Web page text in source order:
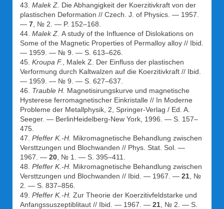
43. Malek Z. Die Abhangigkeit der Koerzitivkraft von der
plastischen Deformation // Czech. J. of Physics. — 1957.
— 7 , № 2. — P. 152–168.
44. Malek Z. A study of the Influence of Dislokations on
Some of the Magnetic Properties of Permalloy alloy // Ibid.
— 1959. — № 9. — S. 613–626.
45. Kroupa F.
, Malek Z. Der Einfluss der plastischen
Verformung durch Kaltwalzen auf die Koerzitivkraft // Ibid.
— 1959. — № 9. — S. 627–637.
46. Trauble H. Magnetisirungskurve und magnetische
Hysterese ferromagnetischer Einkristalle // In Moderne
Probleme der Metallphysik, 2, Springer-Verlag / Ed. A.
Seeger. — BerlinHeidelberg-New York, 1996. — S. 157–
475.
47. Pfeffer K.-H. Mikromagnetische Behandlung zwischen
Versttzungen und Blochwanden // Phys. Stat. Sol. —
1967. — 20 , № 1. — S. 395–411.
48. Pfeffer K.-H. Mikromagnetische Behandlung zwischen
Versttzungen und Blochwanden // Ibid. — 1967. — 21 , №
2. — S. 837–856.
49. Pfeffer K.-H. Zur Theorie der Koerzitivfeldstarke und
Anfangssuszeptiblitaut // Ibid. — 1967. — 21 , № 2. — S.